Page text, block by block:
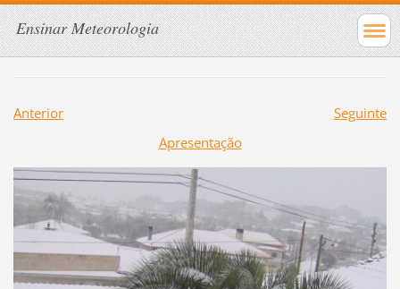
Ensinar Meteorologia
Anterior
Seguinte
Apresentação